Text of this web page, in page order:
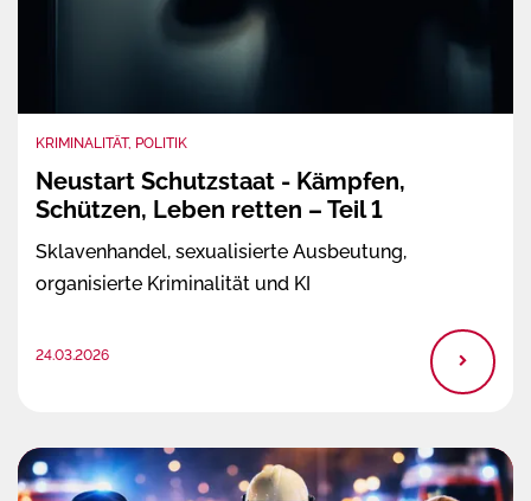
KRIMINALITÄT, POLITIK
Neustart Schutzstaat - Kämpfen,
Schützen, Leben retten – Teil 1
Sklavenhandel, sexualisierte Ausbeutung,
organisierte Kriminalität und KI
24.03.2026